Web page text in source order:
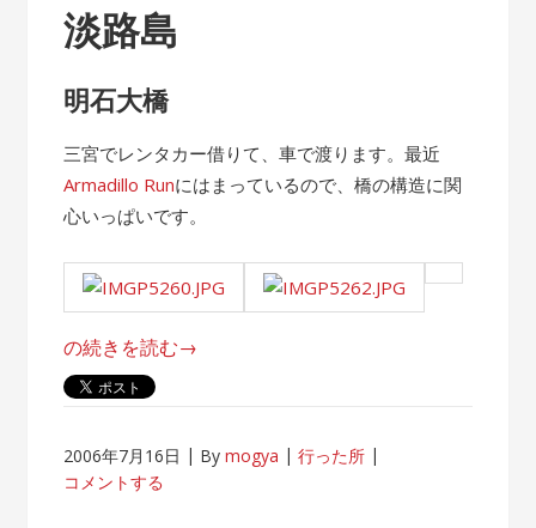
淡路島
明石大橋
三宮でレンタカー借りて、車で渡ります。最近
Armadillo Runにはまっているので、橋の構造に関
心いっぱいです。
“淡
路
の続きを読む→
2006年7月16日 Bymogya
行った所
コメントする